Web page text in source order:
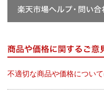
不適切な商品や価格につい